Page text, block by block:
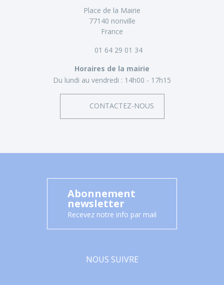
Place de la Mairie
77140 nonville
France
01 64 29 01 34
Horaires de la mairie
Du lundi au vendredi : 14h00 - 17h15
CONTACTEZ-NOUS
Abonnement
newsletter
Recevez notre info par mail
NOUS SUIVRE